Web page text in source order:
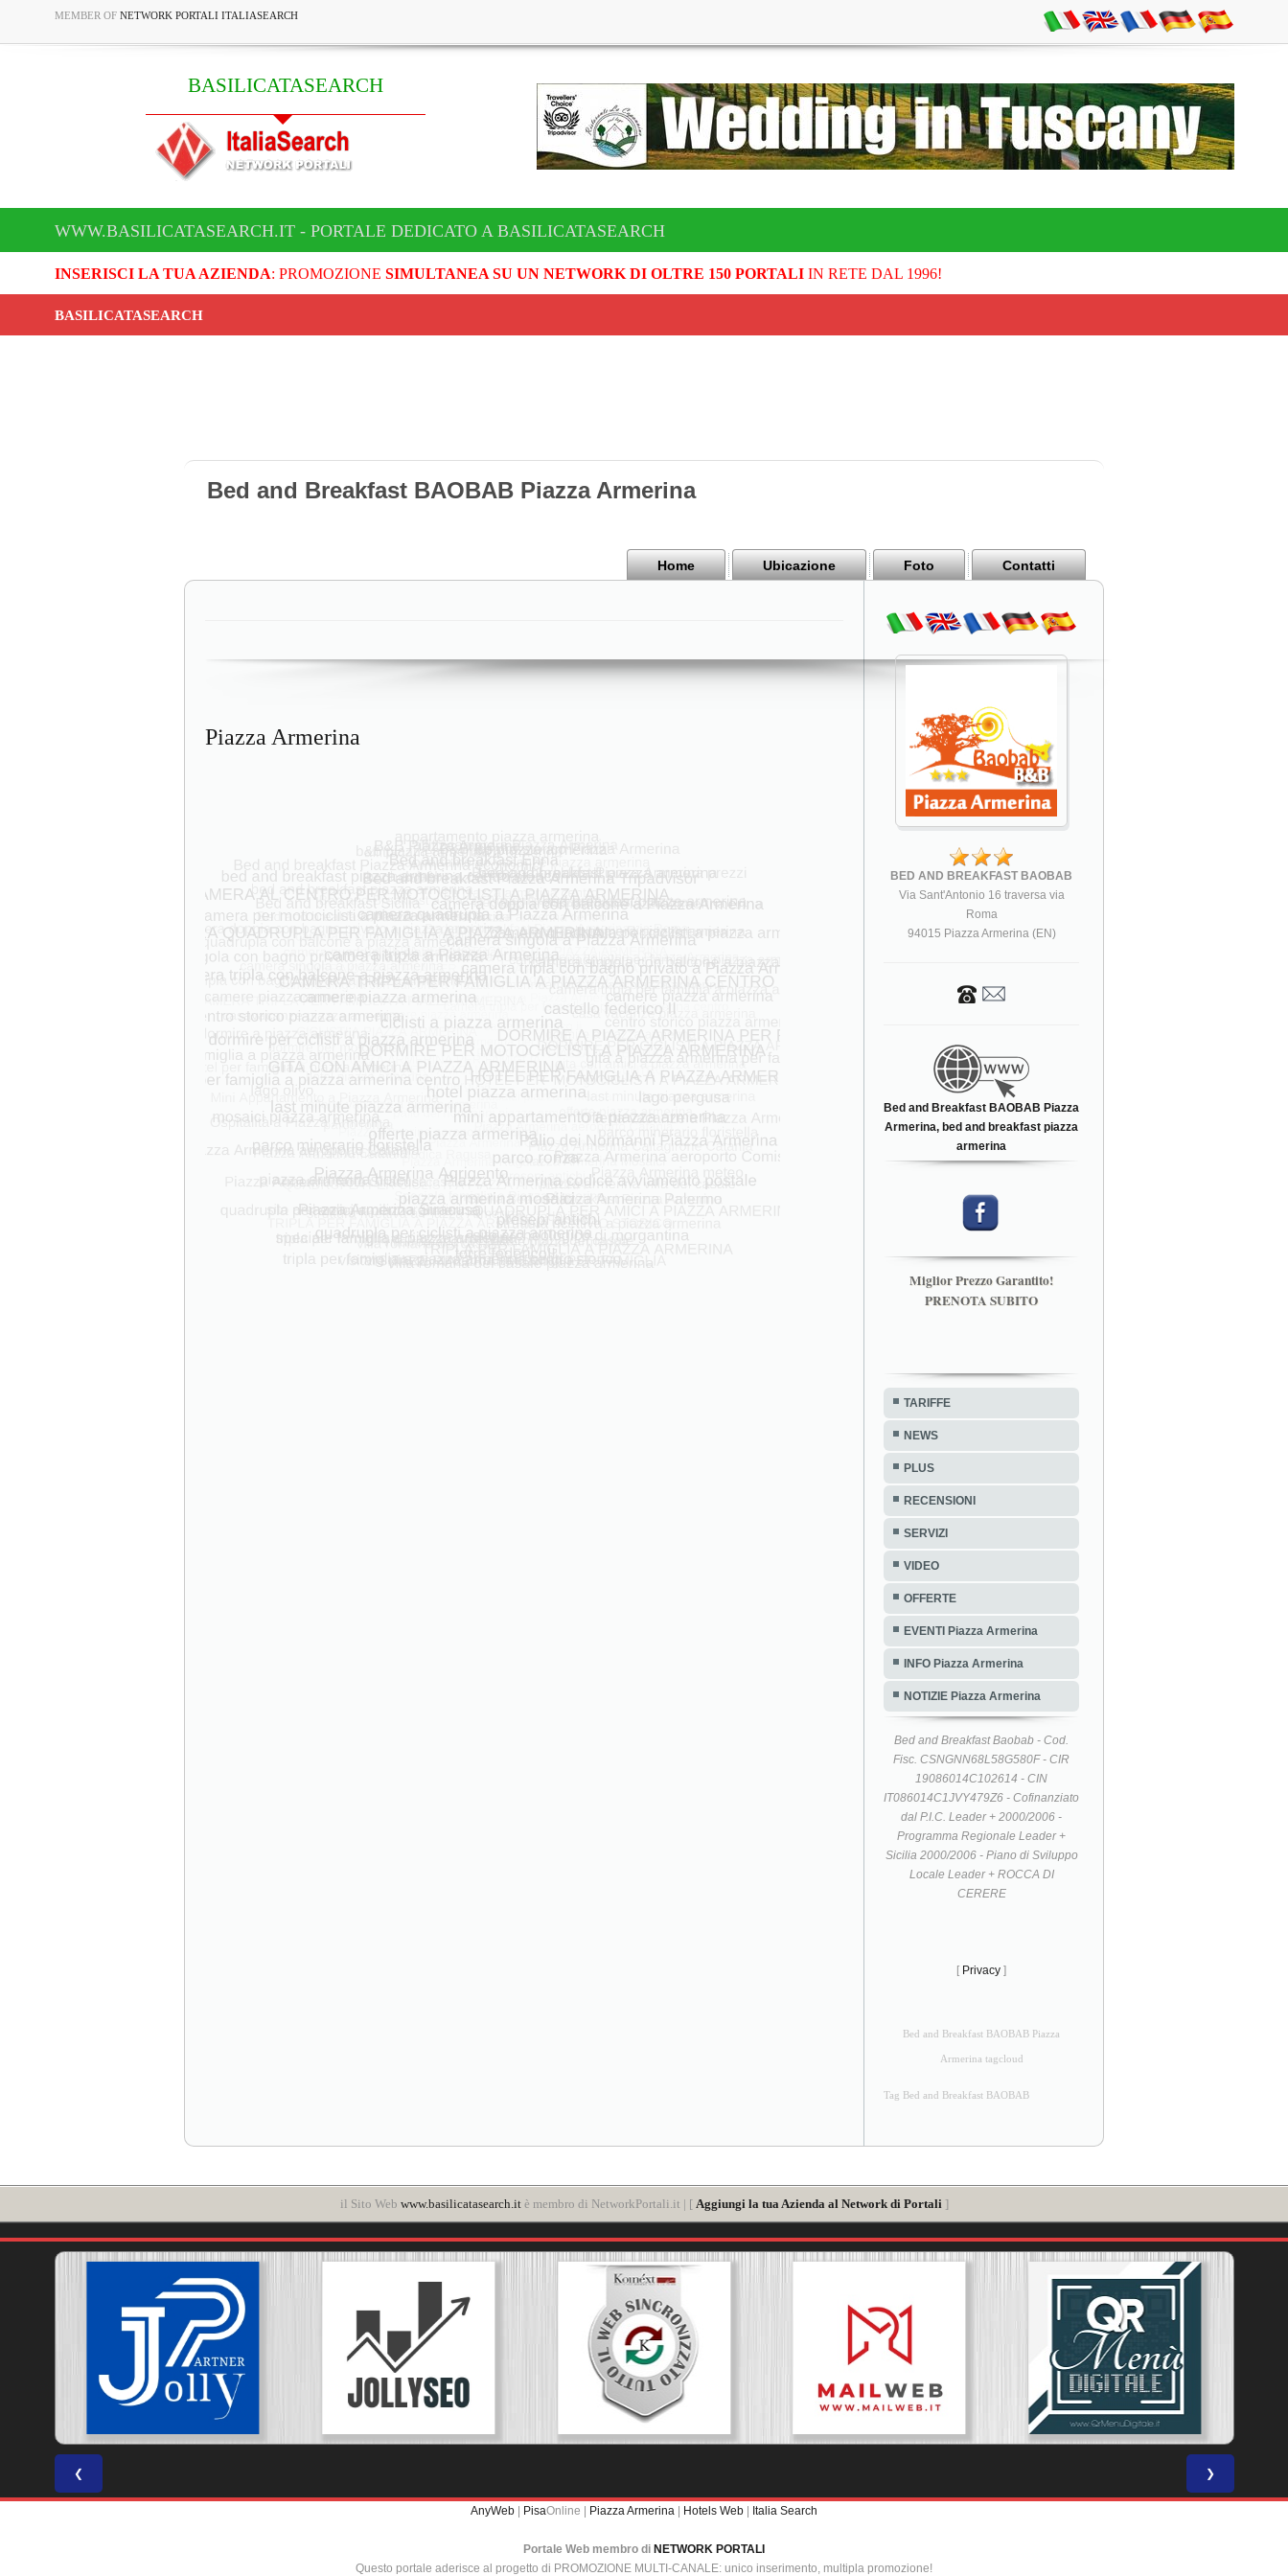
MEMBER OF NETWORK PORTALI ITALIASEARCH
BASILICATASEARCH
WWW.BASILICATASEARCH.IT - PORTALE DEDICATO A BASILICATASEARCH
INSERISCI LA TUA AZIENDA: PROMOZIONE SIMULTANEA SU UN NETWORK DI OLTRE 150 PORTALIIN RETE DAL 1996!
BASILICATASEARCH
Bed and Breakfast BAOBAB Piazza Armerina
Home Ubicazione Foto Contatti
Piazza Armerina
BED AND BREAKFAST BAOBAB
Via Sant'Antonio 16 traversa via
Roma
94015 Piazza Armerina (EN)
Bed and Breakfast BAOBAB Piazza
Armerina, bed and breakfast piazza
armerina
Miglior Prezzo Garantito!
PRENOTA SUBITO
TARIFFE
NEWS
PLUS
RECENSIONI
SERVIZI
VIDEO
OFFERTE
EVENTI Piazza Armerina
INFO Piazza Armerina
NOTIZIE Piazza Armerina
Bed and Breakfast Baobab - Cod.
Fisc. CSNGNN68L58G580F - CIR
19086014C102614 - CIN
IT086014C1JVY479Z6 - Cofinanziato
dal P.I.C. Leader + 2000/2006 -
Programma Regionale Leader +
Sicilia 2000/2006 - Piano di Sviluppo
Locale Leader + ROCCA DI
CERERE
[ Privacy ]
Bed and Breakfast BAOBAB Piazza
Armerina tagcloud
Tag Bed and Breakfast BAOBAB
il Sito Web www.basilicatasearch.itè membro di NetworkPortali.it | [ Aggiungi la tua Azienda al Network di Portali ]
❮ ❯
AnyWeb | PisaOnline | Piazza Armerina | Hotels Web | Italia Search
Portale Web membro di NETWORK PORTALI
Questo portale aderisce al progetto di PROMOZIONE MULTI-CANALE: unico inserimento, multipla promozione!